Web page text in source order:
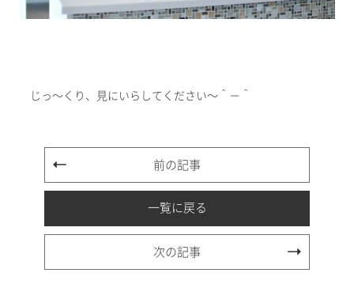
じっ～くり、見にいらしてください～＾－＾
前の記事
一覧に戻る
次の記事